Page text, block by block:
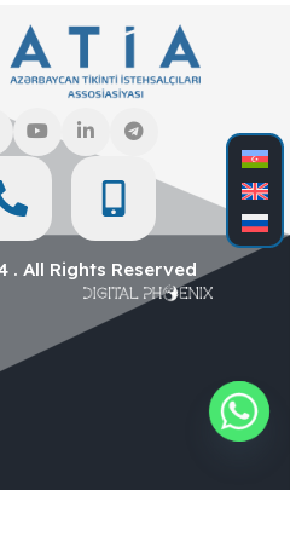
. All Rights Reserved